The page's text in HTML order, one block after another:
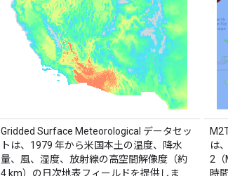
Gridded Surface Meteorological データセッ
トは、1979 年から米国本土の温度、降水
量、風、湿度、放射線の高空間解像度（約
4 km）の日次地表フィールドを提供しま
は
2（
時